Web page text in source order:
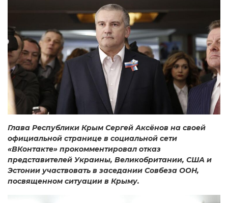
Глава Республики Крым Сергей Аксёнов на своей
официальной странице в социальной сети
«ВКонтакте» прокомментировал отказ
представителей Украины, Великобритании, США и
Эстонии участвовать в заседании Совбеза ООН,
посвященном ситуации в Крыму.